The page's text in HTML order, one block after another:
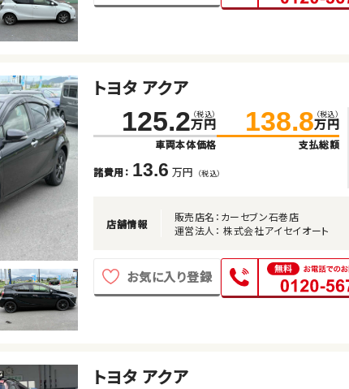
トヨタ アクア
125.2 （税込）
万円
車両本体価格
138.8 （税込）
万円
支払総額
諸費用： 13.6 万円 （税込）
店舗情報
販売店名：カーセブン石巻店
運営法人： 株式会社アイセイオート
お気に入り登録
トヨタ アクア